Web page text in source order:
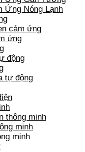
Ứng Nóng Lạnh
cảm ứng
ứng
động
tự động
thông minh
minh
minh